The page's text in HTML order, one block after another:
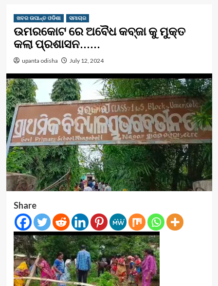
ଖବର ଉପାନ୍ତ ଓଡିଶା ସମାଚାର
ଉମରକୋଟ ରେ ଅବୈଧ କବ୍ଜା କୁ ମୁକ୍ତ
କଲା ପ୍ରଶାସନ……
upanta odisha July 12, 2024
Share